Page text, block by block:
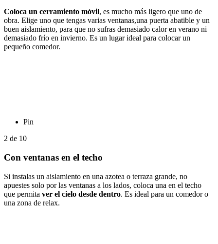
Coloca un cerramiento móvil, es mucho más ligero que uno de
obra. Elige uno que tengas varias ventanas,una puerta abatible y un
buen aislamiento, para que no sufras demasiado calor en verano ni
demasiado frío en invierno. Es un lugar ideal para colocar un
pequeño comedor.
Pin
2 de 10
Con ventanas en el techo
Si instalas un aislamiento en una azotea o terraza grande, no
apuestes solo por las ventanas a los lados, coloca una en el techo
que permita ver el cielo desde dentro. Es ideal para un comedor o
una zona de relax.